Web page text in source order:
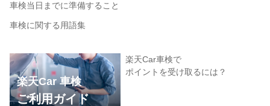
車検当日までに準備すること
車検に関する用語集
楽天Car 車検
ご利用ガイド
楽天Car車検で
ポイントを受け取るには？